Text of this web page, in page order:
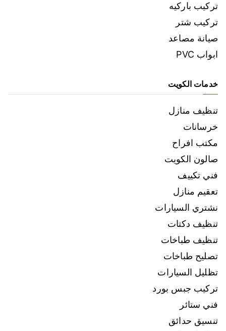
تركيب باركيه
تركيب شتر
صيانة مصاعد
ابواب PVC
خدمات الكويت
تنظيف منازل
خرسانات
مكتب افراح
صالون الكويت
فني تكييف
تعقيم منازل
نشتري السيارات
تنظيف دكتات
تنظيف طباخات
تصليح طباخات
تظليل السيارات
تركيب جبس بورد
فني ستائر
تنسيق حدائق